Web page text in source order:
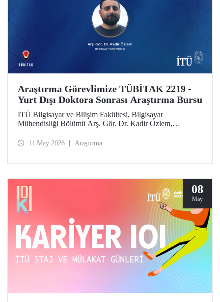
Araştırma Görevlimize TÜBİTAK 2219 -
Yurt Dışı Doktora Sonrası Araştırma Bursu
İTÜ Bilgisayar ve Bilişim Fakültesi, Bilgisayar
Mühendisliği Bölümü Arş. Gör. Dr. Kadir Özlem,
Burs Programı kapsamında desteklenmeye layık görüldü.
11 May 2026 Araştırma
08
May